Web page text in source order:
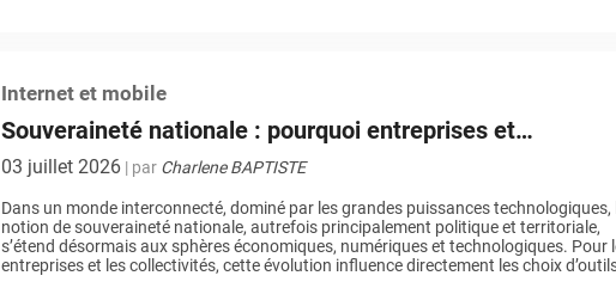
Internet et mobile
Souveraineté nationale : pourquoi entreprises et
collectivités se tournent vers des solutions européennes
03 juillet 2026 | par Charlene BAPTISTE
Dans un monde interconnecté, dominé par les grandes puissances technologiques,
notion de souveraineté nationale, autrefois principalement politique et territoriale,
s’étend désormais aux sphères économiques, numériques et technologiques. Pour
entreprises et les collectivités, cette évolution influence directement les choix